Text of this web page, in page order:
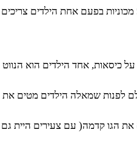
.11 חידה: איך להעביר 10 ילדים ב5 מכוניות בפעם אחת הילדים צריכים
על כיסאות, אחד הילדים הוא הנווט
לפנות שמאלה הילדים מטים את
הגו קדמה( עם צעירים היית גם